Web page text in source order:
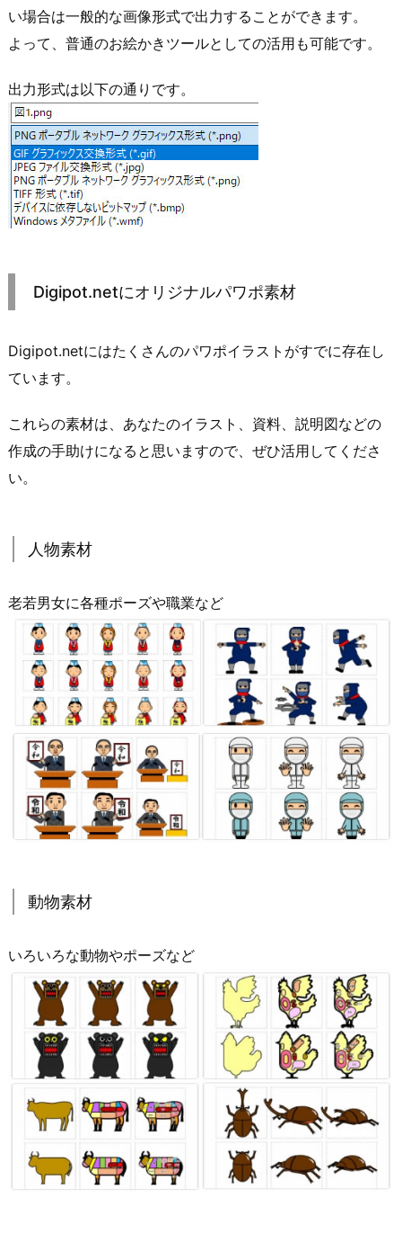
い場合は一般的な画像形式で出力することができます。
よって、普通のお絵かきツールとしての活用も可能です。
出力形式は以下の通りです。
Digipot.netにオリジナルパワポ素材
Digipot.netにはたくさんのパワポイラストがすでに存在し
ています。
これらの素材は、あなたのイラスト、資料、説明図などの
作成の手助けになると思いますので、ぜひ活用してくださ
い。
人物素材
老若男女に各種ポーズや職業など
動物素材
いろいろな動物やポーズなど